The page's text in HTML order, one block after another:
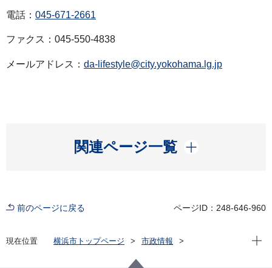
電話： 045-671-2661
ファクス：045-550-4838
メールアドレス： da-lifestyle@city.yokohama.lg.jp
関連ページ一覧
開く
前のページに戻る ページID：248-646-960
現在位置 横浜市トップページ
市政情報
脱炭素・GREEN×EXPO推進局
現在